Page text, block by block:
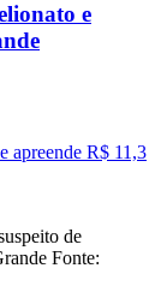
e
de
Fonte: